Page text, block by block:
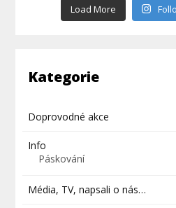
Load More
Kategorie
Doprovodné akce
Info
Páskování
Média, TV, napsali o nás…